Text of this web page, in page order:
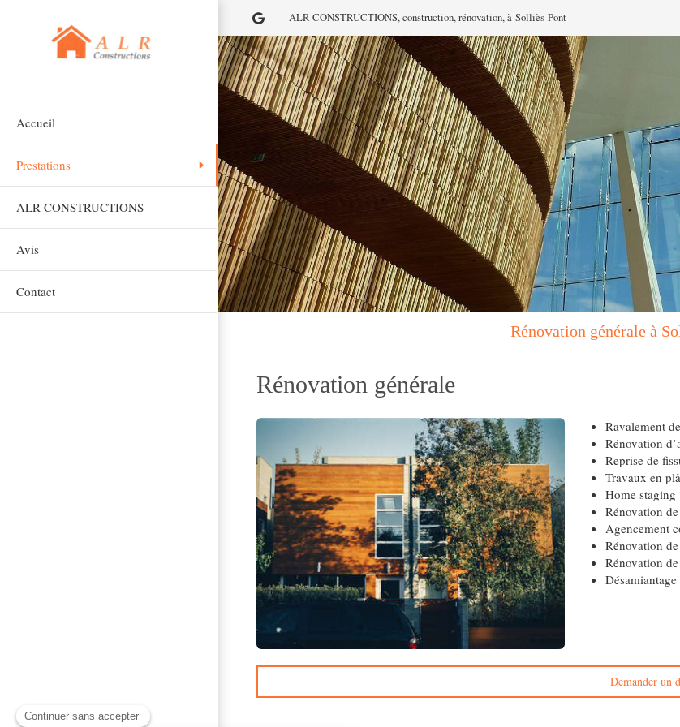
Accueil
Prestations
ALR CONSTRUCTIONS
Avis
Contact
ALR CONSTRUCTIONS, construction, rénovation, à Solliès-Pont
Rénovation générale à
Rénovation générale
Ravalement
Rénovation
Reprise de
Travaux en
Home staging
Rénovation
Agencement
Rénovation
Rénovation
Désamiantage
Demander un